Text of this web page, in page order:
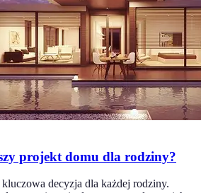
projekt domu dla rodziny?
decyzja dla każdej rodziny.